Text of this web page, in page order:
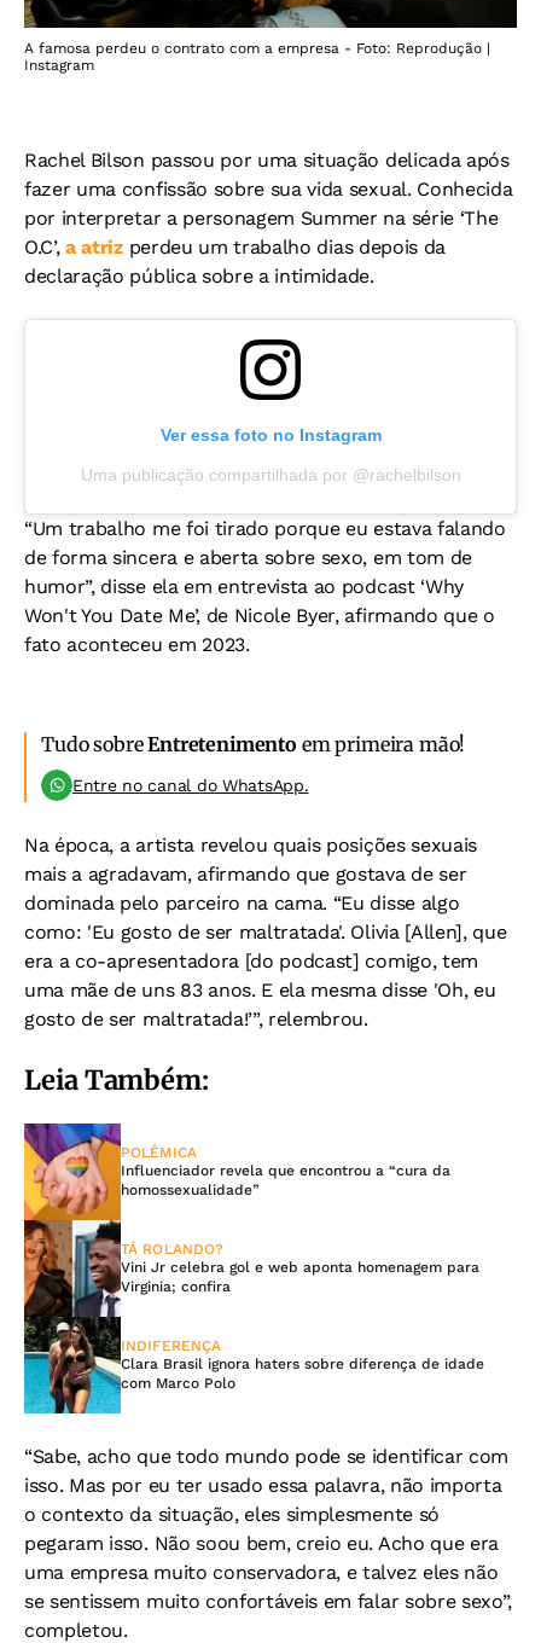
A famosa perdeu o contrato com a empresa - Foto: Reprodução |
Instagram
Rachel Bilson passou por uma situação delicada após
fazer uma confissão sobre sua vida sexual. Conhecida
por interpretar a personagem Summer na série ‘The
O.C’,a atriz perdeu um trabalho dias depois da
declaração pública sobre a intimidade.
Ver essa foto no Instagram
Uma publicação compartilhada por @rachelbilson
“Um trabalho me foi tirado porque eu estava falando
de forma sincera e aberta sobre sexo, em tom de
humor”, disse ela em entrevista ao podcast ‘Why
Won't You Date Me’, de Nicole Byer, afirmando que o
fato aconteceu em 2023.
Tudo sobreEntretenimento em primeira mão!
Entre no canal do WhatsApp.
Na época, a artista revelou quais posições sexuais
mais a agradavam, afirmando que gostava de ser
dominada pelo parceiro na cama. “Eu disse algo
como: 'Eu gosto de ser maltratada'. Olivia [Allen], que
era a co-apresentadora [do podcast] comigo, tem
uma mãe de uns 83 anos. E ela mesma disse 'Oh, eu
gosto de ser maltratada!’”, relembrou.
Leia Também:
POLÊMICA
Influenciador revela que encontrou a “cura da
homossexualidade”
TÁ ROLANDO?
Vini Jr celebra gol e web aponta homenagem para
Virginia; confira
INDIFERENÇA
Clara Brasil ignora haters sobre diferença de idade
com Marco Polo
“Sabe, acho que todo mundo pode se identificar com
isso. Mas por eu ter usado essa palavra, não importa
o contexto da situação, eles simplesmente só
pegaram isso. Não soou bem, creio eu. Acho que era
uma empresa muito conservadora, e talvez eles não
se sentissem muito confortáveis em falar sobre sexo”,
completou.